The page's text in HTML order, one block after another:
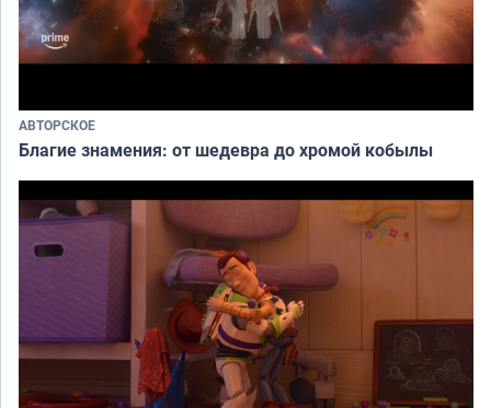
АВТОРСКОЕ
Благие знамения: от шедевра до хромой кобылы